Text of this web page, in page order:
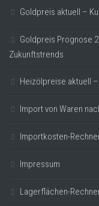
Goldpreis aktuell –
Goldpreis Prognose
Zukunftstrends
Heizölpreise aktuell
Import von Waren
Importkosten-
Impressum
Lagerflächen-